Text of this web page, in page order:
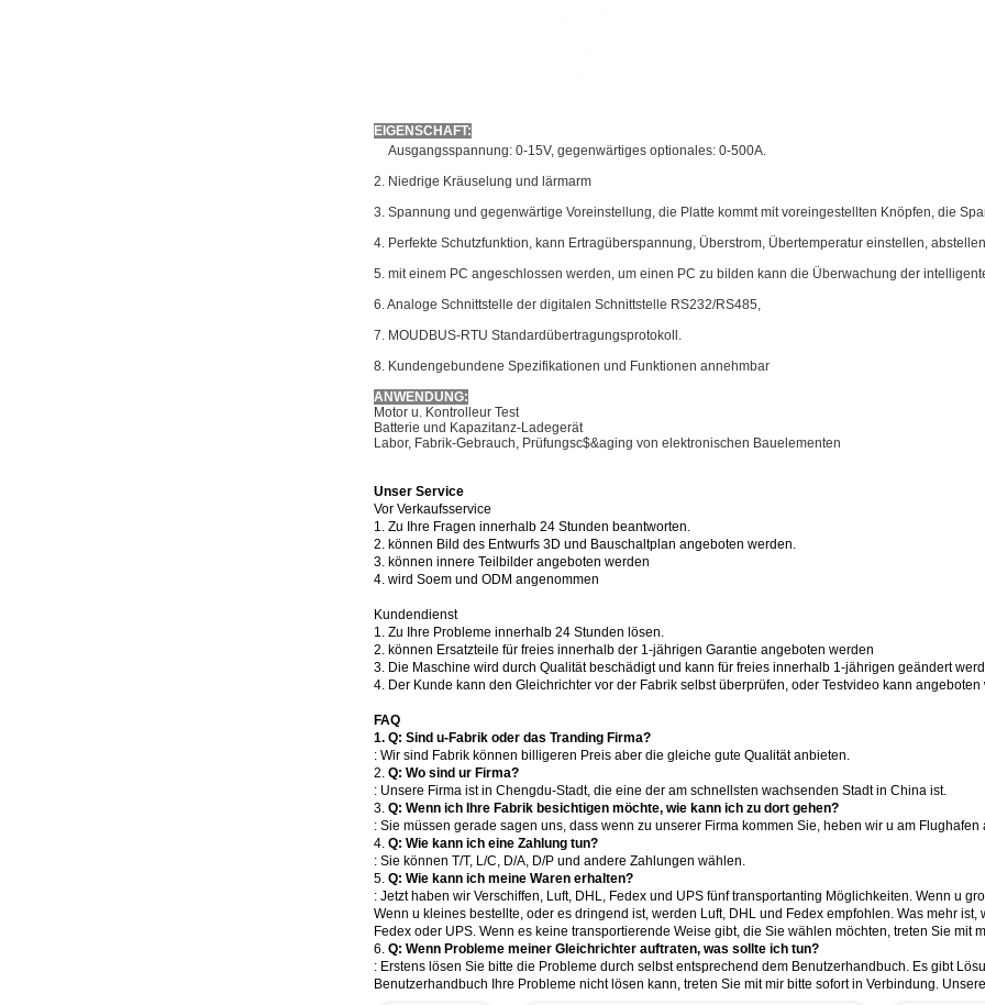
EIGENSCHAFT:
Ausgangsspannung: 0-15V, gegenwärtiges optionales: 0-500A.
2. Niedrige Kräuselung und lärmarm
3. Spannung und gegenwärtige Voreinstellung, die Platte kommt mit voreingestellten Knöpfen, die
4. Perfekte Schutzfunktion, kann Ertragüberspannung, Überstrom, Übertemperatur einstellen,
5. mit einem PC angeschlossen werden, um einen PC zu bilden kann die Überwachung der
6. Analoge Schnittstelle der digitalen Schnittstelle RS232/RS485,
7. MOUDBUS-RTU Standardübertragungsprotokoll.
8. Kundengebundene Spezifikationen und Funktionen annehmbar
ANWENDUNG:
Motor u. Kontrolleur Test
Batterie und Kapazitanz-Ladegerät
Labor, Fabrik-Gebrauch, Prüfungsc$&aging von elektronischen Bauelementen
Unser Service
Vor Verkaufsservice
1. Zu Ihre Fragen innerhalb 24 Stunden beantworten.
2. können Bild des Entwurfs 3D und Bauschaltplan angeboten werden.
3. können innere Teilbilder angeboten werden
4. wird Soem und ODM angenommen
Kundendienst
1. Zu Ihre Probleme innerhalb 24 Stunden lösen.
2. können Ersatzteile für freies innerhalb der 1-jährigen Garantie angeboten werden
3. Die Maschine wird durch Qualität beschädigt und kann für freies innerhalb 1-jährigen geändert
4. Der Kunde kann den Gleichrichter vor der Fabrik selbst überprüfen, oder Testvideo kann angeboten
FAQ
1. Q: Sind u-Fabrik oder das Tranding Firma?
: Wir sind Fabrik können billigeren Preis aber die gleiche gute Qualität anbieten.
2. Q: Wo sind ur Firma?
: Unsere Firma ist in Chengdu-Stadt, die eine der am schnellsten wachsenden Stadt in China ist.
3. Q: Wenn ich Ihre Fabrik besichtigen möchte, wie kann ich zu dort gehen?
: Sie müssen gerade sagen uns, dass wenn zu unserer Firma kommen Sie, heben wir u am Flughafen
4. Q: Wie kann ich eine Zahlung tun?
: Sie können T/T, L/C, D/A, D/P und andere Zahlungen wählen.
5. Q: Wie kann ich meine Waren erhalten?
: Jetzt haben wir Verschiffen, Luft, DHL, Fedex und UPS fünf transportanting Möglichkeiten. Wenn u
Wenn u kleines bestellte, oder es dringend ist, werden Luft, DHL und Fedex empfohlen. Was mehr
Fedex oder UPS. Wenn es keine transportierende Weise gibt, die Sie wählen möchten, treten Sie mit
6. Q: Wenn Probleme meiner Gleichrichter auftraten, was sollte ich tun?
: Erstens lösen Sie bitte die Probleme durch selbst entsprechend dem Benutzerhandbuch. Es gibt
Benutzerhandbuch Ihre Probleme nicht lösen kann, treten Sie mit mir bitte sofort in Verbindung.